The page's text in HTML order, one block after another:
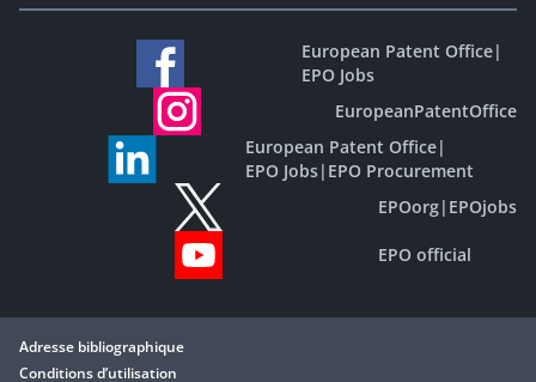
European Patent Office|
EPO Jobs
EuropeanPatentOffice
European Patent Office|
EPO Jobs| EPO Procurement
EPOorg| EPOjobs
EPO official
Adresse bibliographique
Conditions d’utilisation